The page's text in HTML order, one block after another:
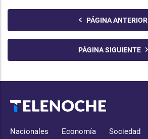
PÁGINA ANTERIOR
PÁGINA SIGUIENTE
Nacionales Economía Sociedad